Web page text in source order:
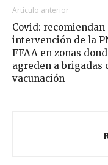
Artículo anterior
Covid: recomiendan
intervención de la
FFAA en zonas
agreden a brigadas
vacunación